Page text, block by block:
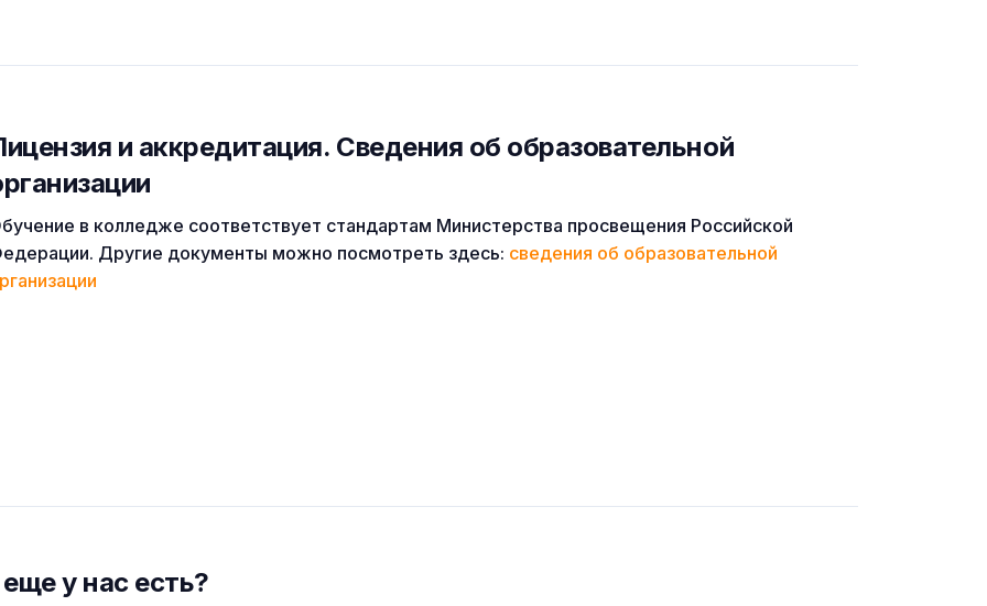
и аккредитация. Cведения об образовательной
в колледже соответствует стандартам Министерства просвещения Российской
Другие документы можно посмотреть здесь: сведения об образовательной
у нас есть?